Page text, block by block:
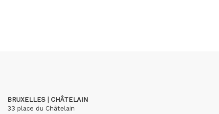
BRUXELLES | CHÂTELAIN
33 place du Châtelain